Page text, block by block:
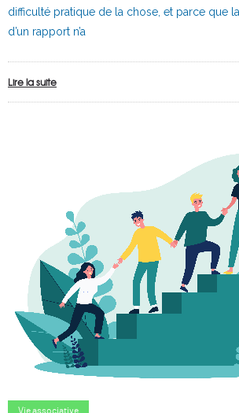
difficulté pratique de la chose, et parce que
d’un rapport n’a
Lire la suite
Vie associative